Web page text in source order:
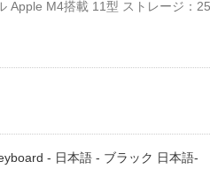
- 日本語 - ブラック 日本語-